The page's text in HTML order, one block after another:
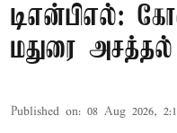
டிஎன்பிஎல்:
மதுரை அசத்தல்
Published on: 08 Aug 2026,